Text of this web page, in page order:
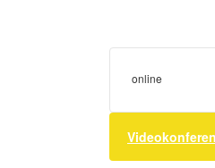
online